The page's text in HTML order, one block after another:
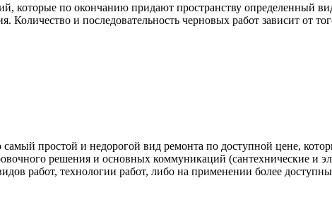
которые по окончанию придают пространству определенный
и последовательность черновых работ зависит от
самый простой и недорогой вид ремонта по доступной цене,
решения и основных коммуникаций (сантехнические и
работ, технологии работ, либо на применении более